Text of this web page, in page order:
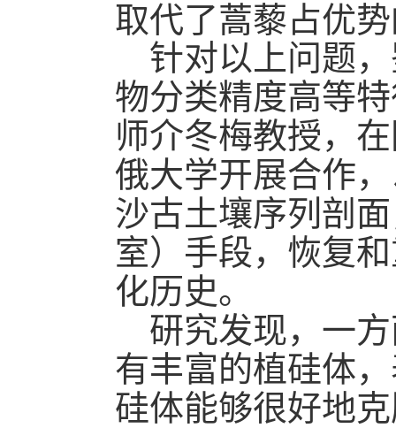
取代了蒿藜占优
针对以上问题
物分类精度高等
师介冬梅教授，
俄大学开展合作
沙古土壤序列剖
室）手段，恢复
化历史。
研究发现，一
有丰富的植硅体
硅体能够很好地